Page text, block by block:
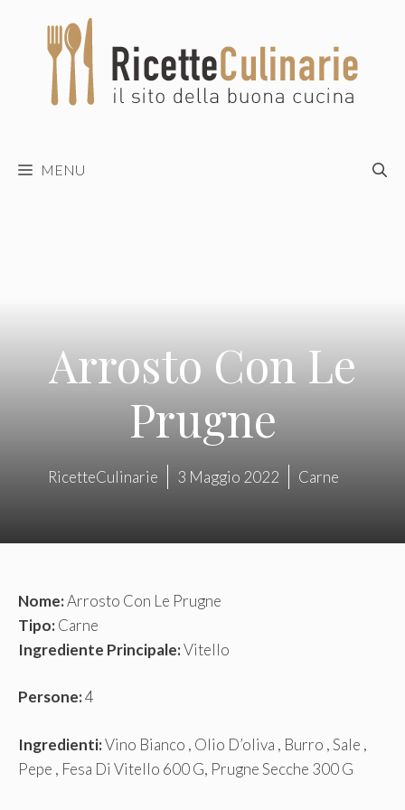
contenuto
MENU
Arrosto Con Le
Prugne
RicetteCulinarie 3 Maggio 2022 Carne
Nome:Arrosto Con Le Prugne
Tipo:Carne
Ingrediente Principale:Vitello
Persone:4
Ingredienti:Vino Bianco , Olio D’oliva , Burro , Sale ,
Pepe , Fesa Di Vitello 600 G, Prugne Secche 300 G